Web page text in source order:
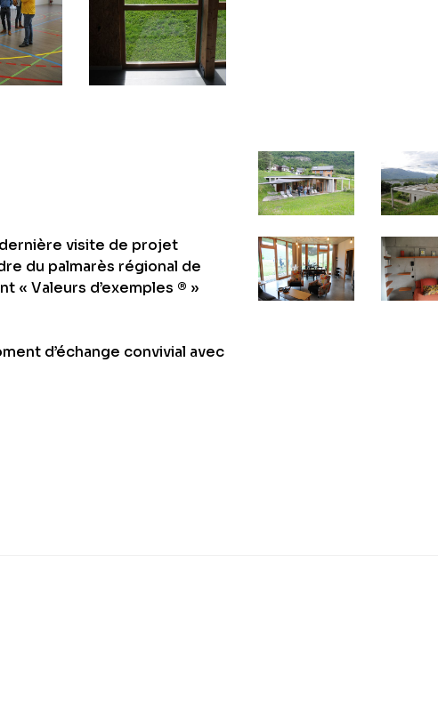
visite de projet
du palmarès régional de
« Valeurs d’exemples ® »
d’échange convivial avec